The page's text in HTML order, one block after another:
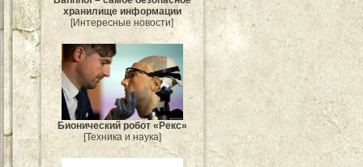
хранилище информации
[Интересные новости]
Бионический робот «Рекс»
[Техника и наука]